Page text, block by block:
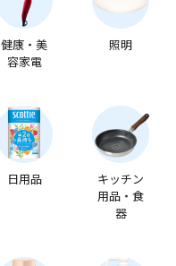
健康・美
容家電
照明
日用品
キッチン
用品・食
器